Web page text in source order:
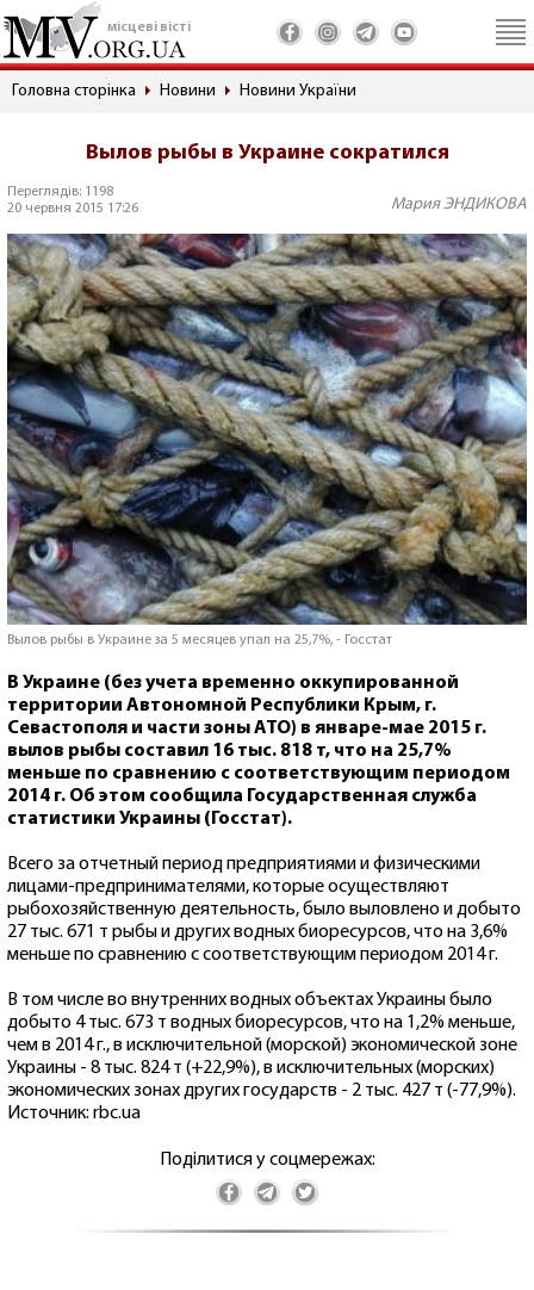
місцеві вісті
Головна сторінка Новини Новини України
Вылов рыбы в Украине сократился
Переглядів: 1198
20 червня 2015 17:26
Мария ЭНДИКОВА
Вылов рыбы в Украине за 5 месяцев упал на 25,7%, - Госстат
В Украине (без учета временно оккупированной
территории Автономной Республики Крым, г.
Севастополя и части зоны АТО) в январе-мае 2015 г.
вылов рыбы составил 16 тыс. 818 т, что на 25,7%
меньше по сравнению с соответствующим периодом
2014 г. Об этом сообщила Государственная служба
статистики Украины (Госстат).
Всего за отчетный период предприятиями и физическими
лицами-предпринимателями, которые осуществляют
рыбохозяйственную деятельность, было выловлено и добыто
27 тыс. 671 т рыбы и других водных биоресурсов, что на 3,6%
меньше по сравнению с соответствующим периодом 2014 г.
В том числе во внутренних водных объектах Украины было
добыто 4 тыс. 673 т водных биоресурсов, что на 1,2% меньше,
чем в 2014 г., в исключительной (морской) экономической зоне
Украины - 8 тыс. 824 т (+22,9%), в исключительных (морских)
экономических зонах других государств - 2 тыс. 427 т (-77,9%).
Источник: rbc.ua
Поділитися у соцмережах: